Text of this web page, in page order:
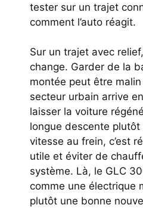
tester sur un trajet
comment l’auto réagit.
Sur un trajet avec
change. Garder de la
montée peut être malin
secteur urbain arrive
laisser la voiture
longue descente plutôt
vitesse au frein, c’est
utile et éviter de
système. Là, le GLC
comme une électrique
plutôt une bonne